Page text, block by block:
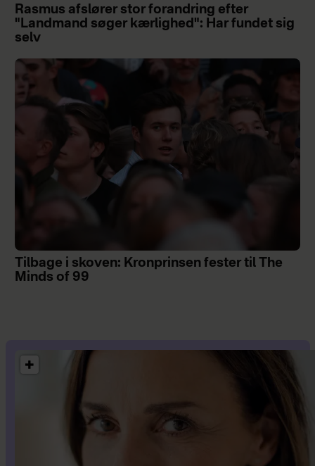
Rasmus afslører stor forandring efter
"Landmand søger kærlighed": Har fundet sig
selv
Tilbage i skoven: Kronprinsen fester til The
Minds of 99